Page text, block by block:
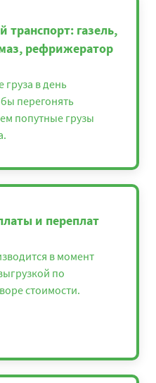
транспорт: газель,
рефрижератор
в день
перегонять
попутные грузы
и переплат
в момент
по
стоимости.